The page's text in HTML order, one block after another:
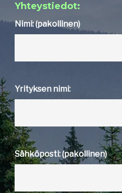
Yhteystiedot:
Nimi: (pakollinen)
Yrityksen nimi:
Sähköposti: (pakollinen)